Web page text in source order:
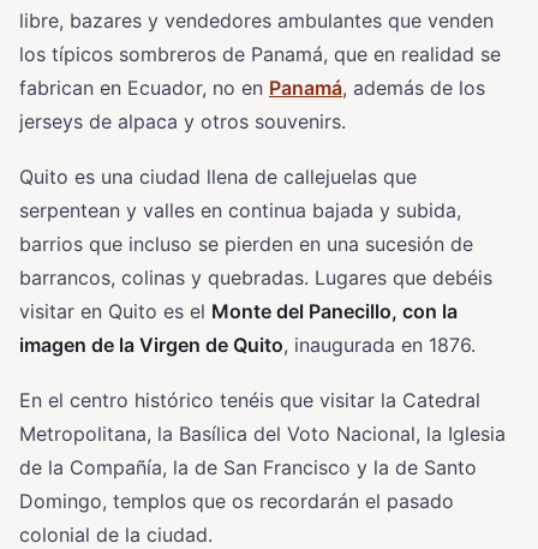
libre, bazares y vendedores ambulantes que venden
los típicos sombreros de Panamá, que en realidad se
fabrican en Ecuador, no en Panamá, además de los
jerseys de alpaca y otros souvenirs.
Quito es una ciudad llena de callejuelas que
serpentean y valles en continua bajada y subida,
barrios que incluso se pierden en una sucesión de
barrancos, colinas y quebradas. Lugares que debéis
visitar en Quito es el Monte del Panecillo, con la
imagen de la Virgen de Quito, inaugurada en 1876.
En el centro histórico tenéis que visitar la Catedral
Metropolitana, la Basílica del Voto Nacional, la Iglesia
de la Compañía, la de San Francisco y la de Santo
Domingo, templos que os recordarán el pasado
colonial de la ciudad.